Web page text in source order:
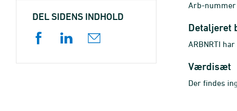
Arb-
Detaljeret
ARBNRTI
Værdisæt
Der findes
DEL SIDENS INDHOLD